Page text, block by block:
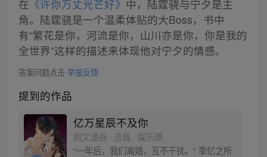
在 《许你万丈光芒好》 中，陆霆骁与宁夕是主
角。陆霆骁是一个温柔体贴的大Boss，书中
有“繁花是你，河流是你，山川亦是你，你是我的
全世界”这样的描述来体现他对宁夕的情感。
答案问题点击 举报反馈
提到的作品
亿万星辰不及你
阅文漫画 · 总裁 · 娱乐圈
“一年后，我们离婚，互不干扰。” 季忆之所